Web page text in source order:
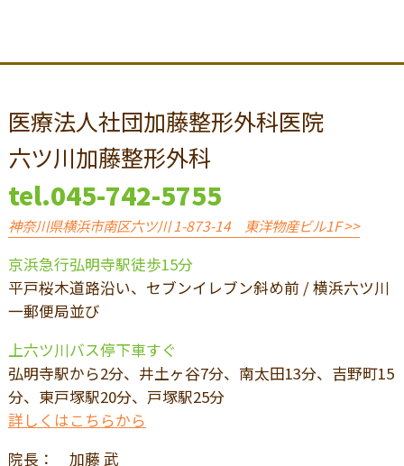
医療法人社団加藤整形外科医院
六ツ川加藤整形外科
tel.045-742-5755
神奈川県横浜市南区六ツ川 1-873-14 東洋物産ビル1F >>
京浜急行弘明寺駅徒歩15分
平戸桜木道路沿い、セブンイレブン斜め前 / 横浜六ツ川
一郵便局並び
上六ツ川バス停下車すぐ
弘明寺駅から2分、井土ヶ谷7分、南太田13分、吉野町15
分、東戸塚駅20分、戸塚駅25分
詳しくはこちらから
院長： 加藤 武